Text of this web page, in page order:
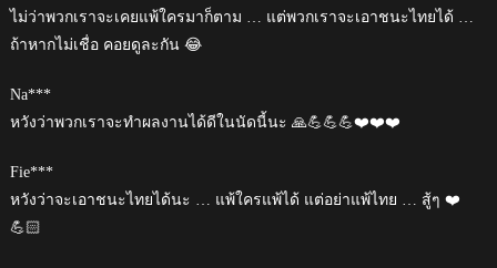
ไม่ว่าพวกเราจะเคยแพ้ใครมาก็ตาม … แต่พวกเราจะเอาชนะไทยได้ …
ถ้าหากไม่เชื่อ คอยดูละกัน 😂
Na***
หวังว่าพวกเราจะทำผลงานได้ดีในนัดนี้นะ 🙏💪💪💪❤️❤️❤️
Fie***
หวังว่าจะเอาชนะไทยได้นะ … แพ้ใครแพ้ได้ แต่อย่าแพ้ไทย … สู้ๆ ❤️
💪🏻